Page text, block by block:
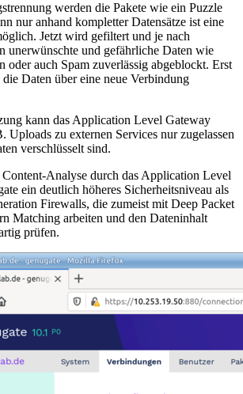
werden die Pakete wie ein Puzzle
nur anhand kompletter Datensätze ist eine
Jetzt wird gefiltert und je nach
unerwünschte und gefährliche Daten wie
oder auch Spam zuverlässig abgeblockt. Erst
Daten über eine neue Verbindung
kann das Application Level Gateway
Uploads zu externen Services nur zugelassen
verschlüsselt sind.
Analyse durch das Application Level
ein deutlich höheres Sicherheitsniveau als
Firewalls, die zumeist mit Deep Packet
Matching arbeiten und den Dateninhalt
prüfen.